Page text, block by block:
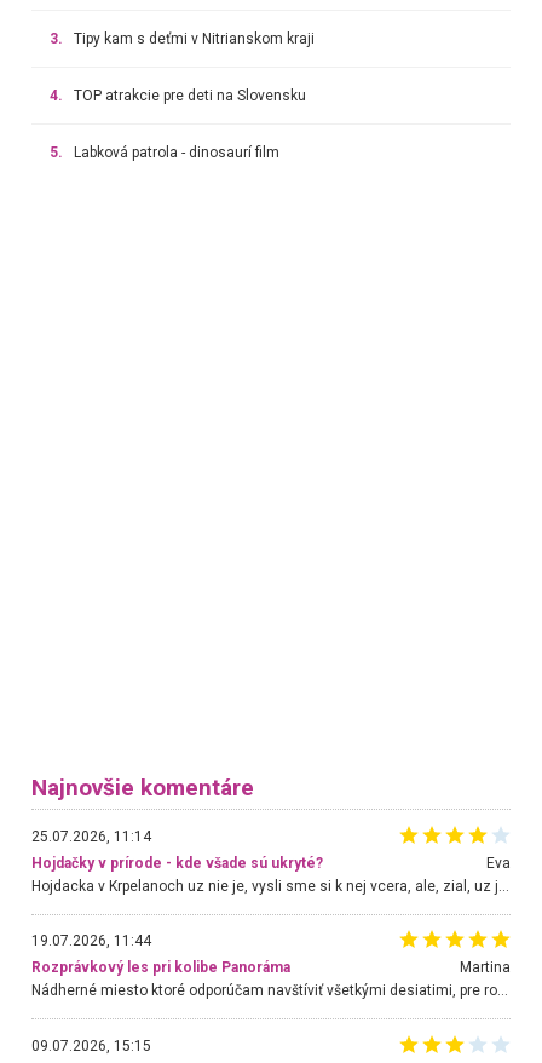
3. Tipy kam s deťmi v Nitrianskom kraji
4. TOP atrakcie pre deti na Slovensku
5. Labková patrola - dinosaurí film
Najnovšie komentáre
25.07.2026, 11:14
Hojdačky v prírode - kde všade sú ukryté?
Eva
19.07.2026, 11:44
Rozprávkový les pri kolibe Panoráma
Martina
Nádherné miesto ktoré odporúčam navštíviť všetkými desiatimi, pre rodiny s deťmi, dôchodcom... Proste a jednoducho ozaj rozprávkový les.. určite ešte prídeme. Odniesli sme si na pamiatku krásne tričká,
09.07.2026, 15:15